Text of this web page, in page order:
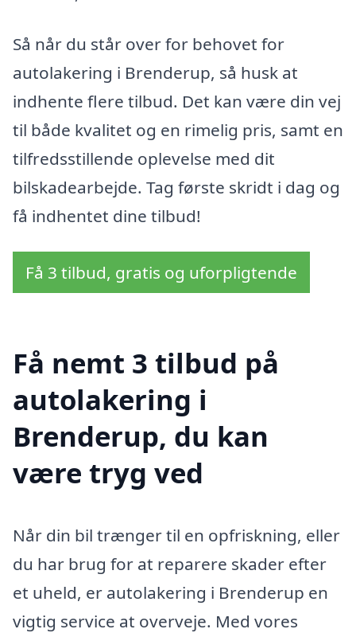
Så når du står over for behovet for
autolakering i Brenderup, så husk at
indhente flere tilbud. Det kan være din vej
til både kvalitet og en rimelig pris, samt en
tilfredsstillende oplevelse med dit
bilskadearbejde. Tag første skridt i dag og
få indhentet dine tilbud!
Få 3 tilbud, gratis og uforpligtende
Få nemt 3 tilbud på
autolakering i
Brenderup, du kan
være tryg ved
Når din bil trænger til en opfriskning, eller
du har brug for at reparere skader efter
et uheld, er autolakering i Brenderup en
vigtig service at overveje. Med vores